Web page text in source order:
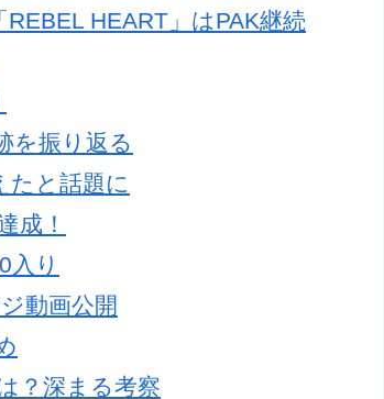
HEART」はPAK継続
を振り返る
たと話題に
成！
入り
動画公開
？深まる考察